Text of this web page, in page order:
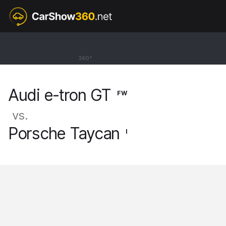
360°
Audi e-tron GT
Audi e-tron GT FW
vs.
Porsche Taycan I